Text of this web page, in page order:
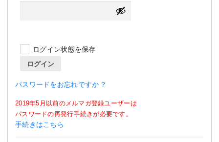
須
ログイン状態を保存
ログイン
パスワードをお忘れですか ?
2019年5月以前のメルマガ登録ユーザーは
パスワードの再発行手続きが必要です。
手続きはこちら